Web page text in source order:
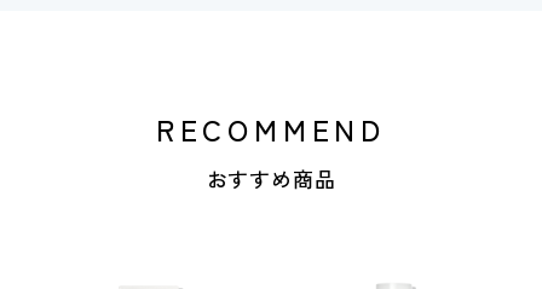
RECOMMEND
おすすめ商品